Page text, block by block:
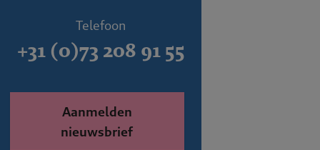
Telefoon
+31 (0)73 208 91 55
Aanmelden
nieuwsbrief